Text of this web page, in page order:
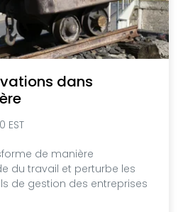
dans
EST
de manière
du travail et perturbe les
de gestion des entreprises